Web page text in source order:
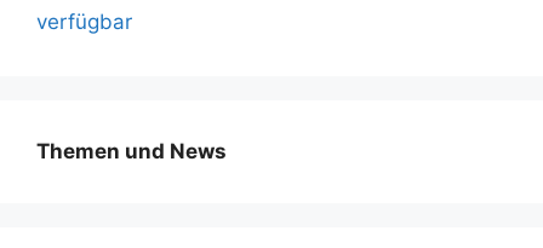
verfügbar
Themen und News